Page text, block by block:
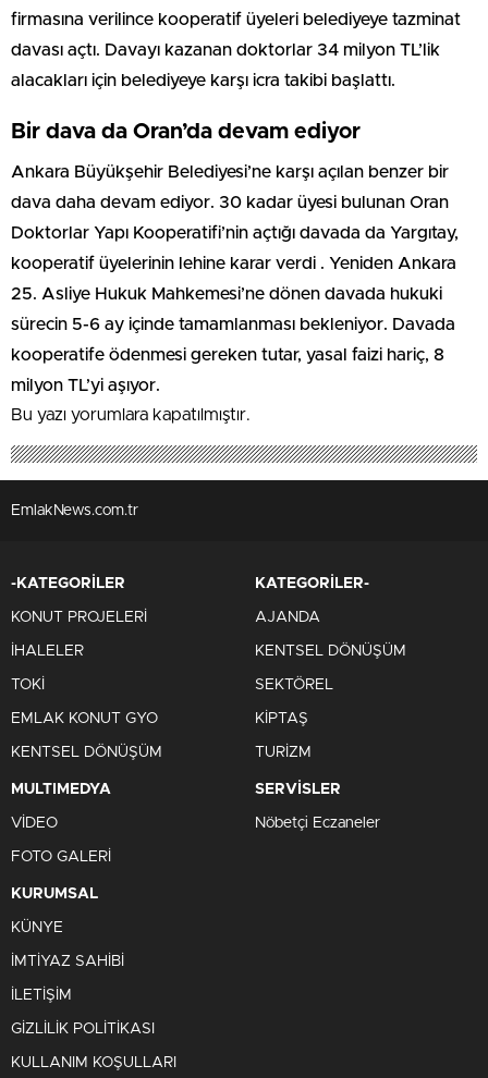
firmasına verilince kooperatif üyeleri belediyeye tazminat
davası açtı. Davayı kazanan doktorlar 34 milyon TL’lik
alacakları için belediyeye karşı icra takibi başlattı.
Bir dava da Oran’da devam ediyor
Ankara Büyükşehir Belediyesi’ne karşı açılan benzer bir
dava daha devam ediyor. 30 kadar üyesi bulunan Oran
Doktorlar Yapı Kooperatifi’nin açtığı davada da Yargıtay,
kooperatif üyelerinin lehine karar verdi . Yeniden Ankara
25. Asliye Hukuk Mahkemesi’ne dönen davada hukuki
sürecin 5-6 ay içinde tamamlanması bekleniyor. Davada
kooperatife ödenmesi gereken tutar, yasal faizi hariç, 8
milyon TL’yi aşıyor.
Bu yazı yorumlara kapatılmıştır.
EmlakNews.com.tr
-KATEGORİLER
KONUT PROJELERİ
İHALELER
TOKİ
EMLAK KONUT GYO
KENTSEL DÖNÜŞÜM
KATEGORİLER-
AJANDA
KENTSEL DÖNÜŞÜM
SEKTÖREL
KİPTAŞ
TURİZM
MULTIMEDYA
VİDEO
FOTO GALERİ
SERVİSLER
Nöbetçi Eczaneler
KURUMSAL
KÜNYE
İMTİYAZ SAHİBİ
İLETİŞİM
GİZLİLİK POLİTİKASI
KULLANIM KOŞULLARI